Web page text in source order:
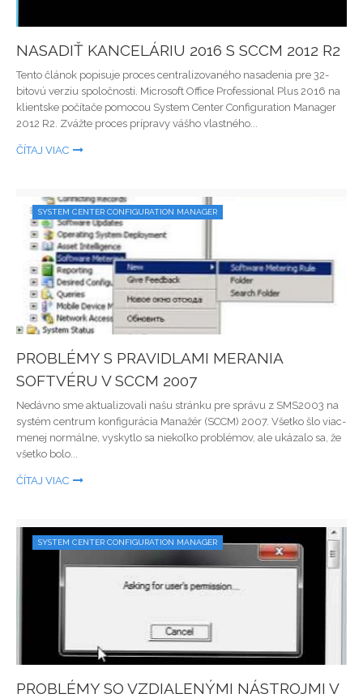
NASADIŤ KANCELÁRIU 2016 S SCCM 2012 R2
Tento článok popisuje proces centralizovaného nasadenia pre 32-
bitovú verziu spoločnosti. Microsoft Office Professional Plus 2016 na
klientske počítače pomocou System Center Configuration Manager
2012 R2. Zvážte proces prípravy vášho vlastného...
ČÍTAJ VIAC
SYSTEM CENTER CONFIGURATION MANAGER
PROBLÉMY S PRAVIDLAMI MERANIA
SOFTVÉRU V SCCM 2007
Nedávno sme aktualizovali našu stránku pre správu z SMS2003 na
systém centrum konfigurácia Manažér (SCCM) 2007. Všetko šlo viac-
menej normálne, vyskytlo sa niekoľko problémov, ale ukázalo sa, že
všetko bolo...
ČÍTAJ VIAC
SYSTEM CENTER CONFIGURATION MANAGER
PROBLÉMY SO VZDIALENÝMI NÁSTROJMI V